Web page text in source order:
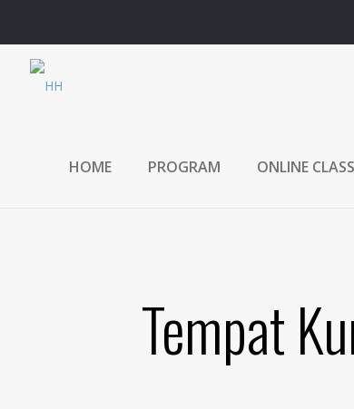
HOME PROGRAM ONLINE CLASS
Tempat